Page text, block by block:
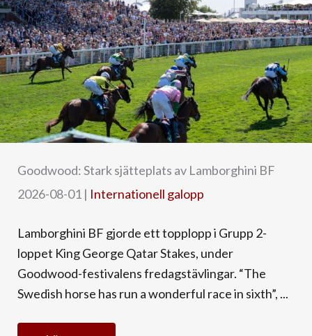
Goodwood: Stark sjätteplats av Lamborghini BF
2026-08-01 | Internationell galopp
Lamborghini BF gjorde ett topplopp i Grupp 2-
loppet King George Qatar Stakes, under
Goodwood-festivalens fredagstävlingar. “The
Swedish horse has run a wonderful race in sixth”, ...